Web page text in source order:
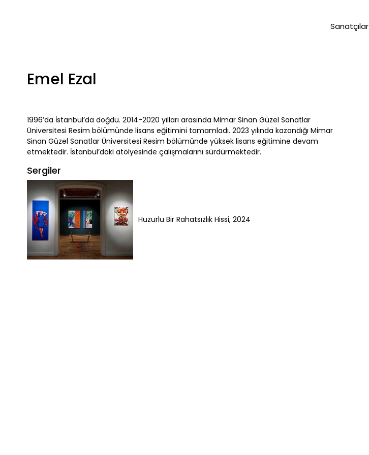
Sanatçılar
Emel Ezal
1996’da İstanbul’da doğdu. 2014-2020 yılları arasında Mimar Sinan Güzel Sanatlar
Üniversitesi Resim bölümünde lisans eğitimini tamamladı. 2023 yılında kazandığı Mimar
Sinan Güzel Sanatlar Üniversitesi Resim bölümünde yüksek lisans eğitimine devam
etmektedir. İstanbul’daki atölyesinde çalışmalarını sürdürmektedir.
Sergiler
Huzurlu Bir Rahatsızlık Hissi, 2024